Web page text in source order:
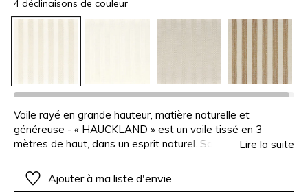
4 déclinaisons de couleur
Voile rayé en grande hauteur, matière naturelle et
généreuse - « HAUCKLAND » est un voile tissé en 3
mètres de haut, dans un esprit naturel. Son aspect lin
épais, qui apporte matière, moelleux et relief, tout en
conservant une belle légèreté. Son tombé souple et
Lire la suite
Ajouter à ma liste d'envie